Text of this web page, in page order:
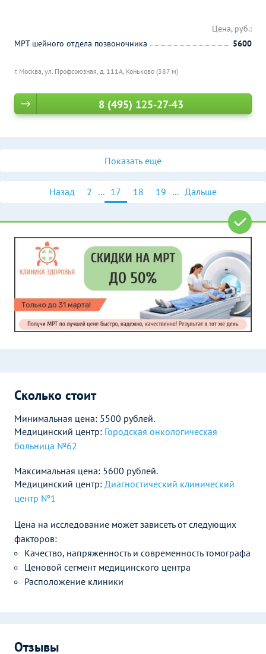
г. Москва, ул. Профсоюзная, д. 111А, Коньково (387 м)
Цена, руб.:
МРТ шейного отдела позвоночника
5600
8 (495) 125-27-43
Показать ещё
Назад 2 ... 17 18 19 ... Дальше
Сколько стоит
Минимальная цена: 5500 рублей.
Медицинский центр: Городская онкологическая
больница №62
Максимальная цена: 5600 рублей.
Медицинский центр: Диагностический клинический
центр №1
Цена на исследование может зависеть от следующих
факторов:
Качество, напряженность и современность томографа
Ценовой сегмент медицинского центра
Расположение клиники
Отзывы